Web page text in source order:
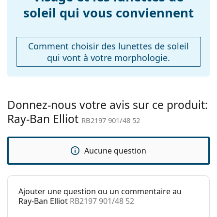
varier.
Le chiffon fourni est idéal pour le nettoyage et
peuvent être livrés avec un sac en tissu au lieu d'un
chiffon.
Explorez la gamme complète delunettes de soleilpour
découvrir d'autres modèles de marques populaires.
Non
Accessoires
Tissu de
nettoyage:
Oui
Unisex
Catégorie:
Lunettes de soleil
Utilisation:
Mode
soleil qui vous conviennent
Comment choisir des lunettes de soleil
qui vont à votre morphologie.
Donnez-nous votre avis sur ce produit:
Ray-Ban Elliot RB2197 901/48 52
Aucune question
Ajouter une question ou un commentaire au
Ray-Ban Elliot RB2197 901/48 52